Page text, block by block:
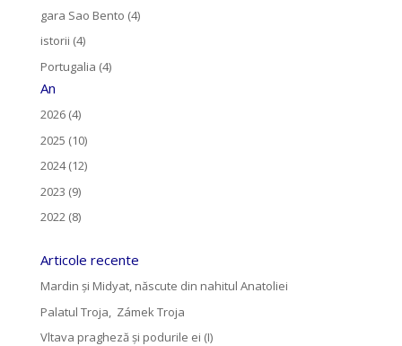
gara Sao Bento (4)
istorii (4)
Portugalia (4)
An
2026 (4)
2025 (10)
2024 (12)
2023 (9)
2022 (8)
Articole recente
Mardin și Midyat, născute din nahitul Anatoliei
Palatul Troja, Zámek Troja
Vltava pragheză și podurile ei (I)